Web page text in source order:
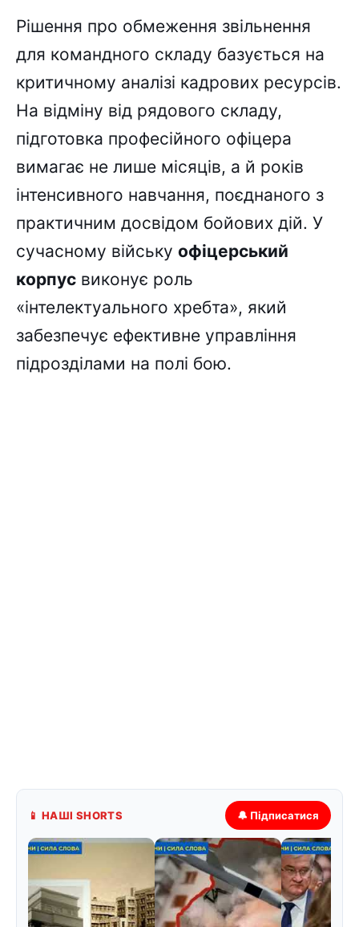
Рішення про обмеження звільнення
для командного складу базується на
критичному аналізі кадрових ресурсів.
На відміну від рядового складу,
підготовка професійного офіцера
вимагає не лише місяців, а й років
інтенсивного навчання, поєднаного з
практичним досвідом бойових дій. У
сучасному війську офіцерський
корпус виконує роль
«інтелектуального хребта», який
забезпечує ефективне управління
підрозділами на полі бою.
📱 НАШІ SHORTS 🔔 Підписатися